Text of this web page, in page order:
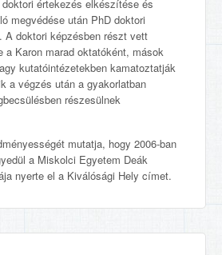
értekezés elkészítése és
megvédése után PhD doktori
A doktori képzésben részt vett
a Karon marad oktatóként, mások
kutatóintézetekben kamatoztatják
a végzés után a gyakorlatban
részesülnek
mutatja, hogy 2006-ban
a Miskolci Egyetem Deák
nyerte el a Kiválósági Hely címet.